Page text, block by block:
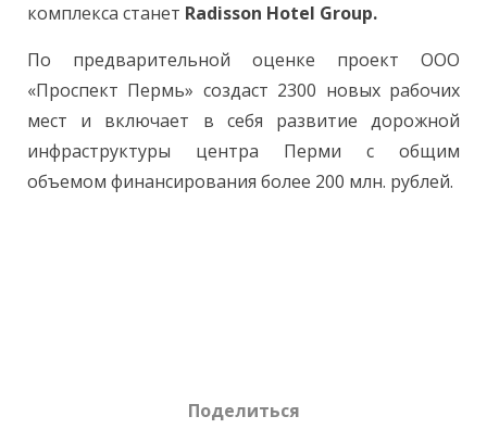
комплекса станет Radisson Hotel Group.
По предварительной оценке проект ООО
«Проспект Пермь» создаст 2300 новых рабочих
мест и включает в себя развитие дорожной
инфраструктуры центра Перми с общим
объемом финансирования более 200 млн. рублей.
Поделиться